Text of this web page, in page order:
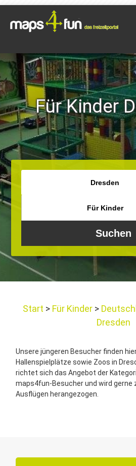
Für Kinder
Start Für Kinder
Dresden
Unsere jüngeren Besucher finden
Hallenspielplätze sowie Zoos in
richtet sich das Angebot der
maps4fun-Besucher und wird gerne
Ausflügen herangezogen.